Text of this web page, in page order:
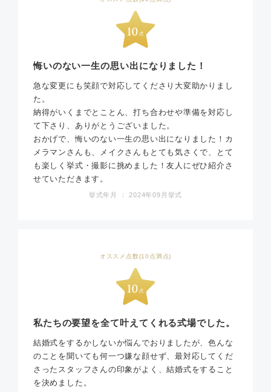
悔いのない一生の思い出になりました！
急な変更にも笑顔で対応してくださり大変助かりまし
た。
納得がいくまでとことん、打ち合わせや準備を対応し
て下さり、ありがとうございました。
おかげで、悔いのない一生の思い出になりました！カ
メラマンさんも、メイクさんもとても気さくで、とて
も楽しく挙式・撮影に挑めました！友人にぜひ紹介さ
せていただきます。
挙式年月 ： 2024年09月挙式
オススメ点数(10点満点)
私たちの要望を全て叶えてくれる式場でした。
結婚式をするかしないか悩んでおりましたが、色んな
のことを聞いても何一つ嫌な顔せず、最対応してくだ
さったスタッフさんの印象がよく、結婚式をすること
を決めました。